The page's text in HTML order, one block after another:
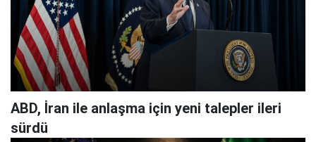
ABD, İran ile anlaşma için yeni talepler ileri
sürdü